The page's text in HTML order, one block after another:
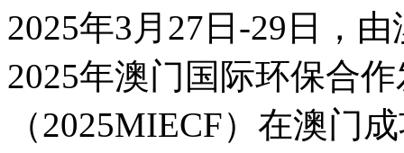
2025年3月27日-29日，
2025年澳门国际环保合
（2025MIECF）在澳门